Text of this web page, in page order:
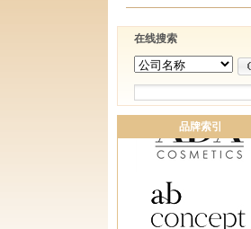
在线搜索
品牌索引